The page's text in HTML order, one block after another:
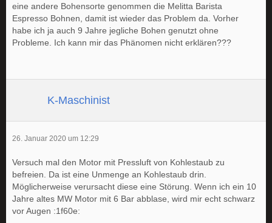
eine andere Bohensorte genommen die Melitta Barista
Espresso Bohnen, damit ist wieder das Problem da. Vorher
habe ich ja auch 9 Jahre jegliche Bohen genutzt ohne
Probleme. Ich kann mir das Phänomen nicht erklären???
K-Maschinist
26. Januar 2020 um 12:29
Versuch mal den Motor mit Pressluft von Kohlestaub zu
befreien. Da ist eine Unmenge an Kohlestaub drin.
Möglicherweise verursacht diese eine Störung. Wenn ich ein 10
Jahre altes MW Motor mit 6 Bar abblase, wird mir echt schwarz
vor Augen :1f60e: